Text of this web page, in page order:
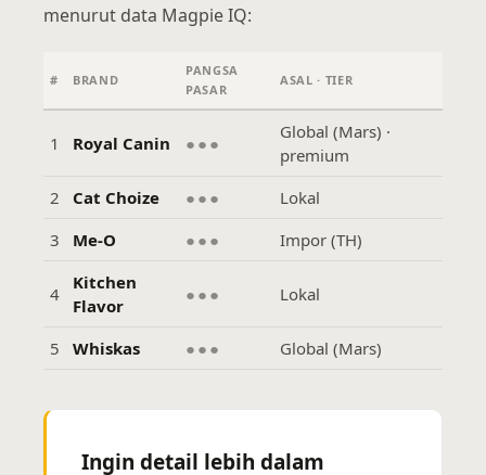
menurut data Magpie IQ:
# BRAND
PANGSA
PASAR
ASAL · TIER
1 Royal Canin ●●●
Global (Mars) ·
premium
2
Cat Choize ●●●
Lokal
3
Me-O ●●● Impor (TH)
4
Kitchen
Flavor
●●● Lokal
5 Whiskas ●●● Global (Mars)
Ingin detail lebih dalam